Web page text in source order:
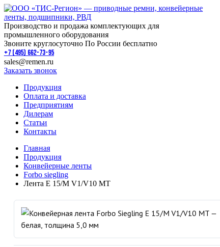
Производство и продажа комплектующих для
промышленного оборудования
Звоните круглосуточно По России бесплатно
+7 (495) 662-73-95
sales@remen.ru
Заказать звонок
Продукция
Оплата и доставка
Предприятиям
Дилерам
Статьи
Контакты
Главная
Продукция
Конвейерные ленты
Forbo siegling
Лента E 15/M V1/V10 MT